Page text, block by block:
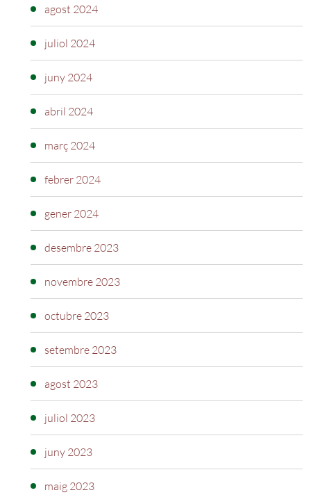
agost 2024
juliol 2024
juny 2024
abril 2024
març 2024
febrer 2024
gener 2024
desembre 2023
novembre 2023
octubre 2023
setembre 2023
agost 2023
juliol 2023
juny 2023
maig 2023